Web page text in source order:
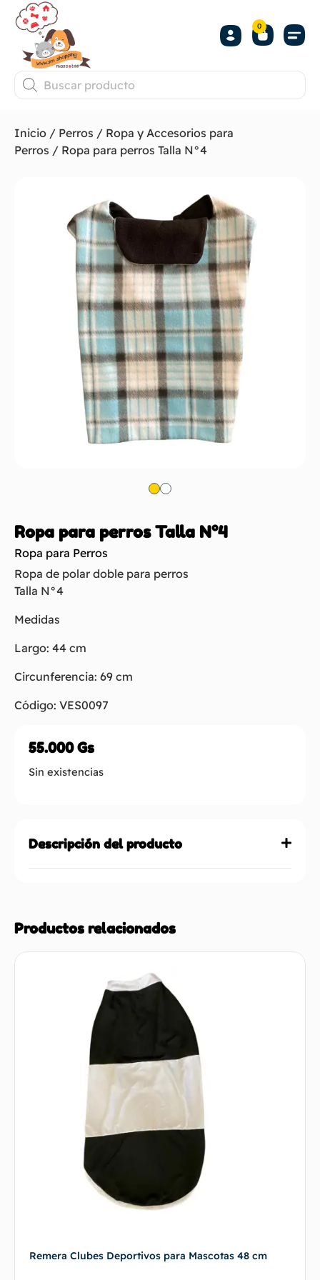
0
Inicio / Perros / Ropa y Accesorios para
Perros / Ropa para perros Talla N°4
Ropa para perros Talla N°4
Ropa para Perros
Ropa de polar doble para perros
Talla N°4
Medidas
Largo: 44 cm
Circunferencia: 69 cm
Código: VES0097
55.000Gs
Sin existencias
Descripción del producto
Productos relacionados
Remera Clubes Deportivos para Mascotas 48 cm